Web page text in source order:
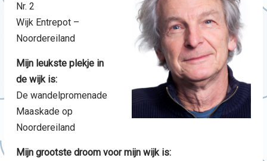
Nr. 2
Wijk Entrepot –
Noordereiland
Mijn leukste plekje in
de wijk is:
De wandelpromenade
Maaskade op
Noordereiland
Mijn grootste droom voor mijn wijk is: